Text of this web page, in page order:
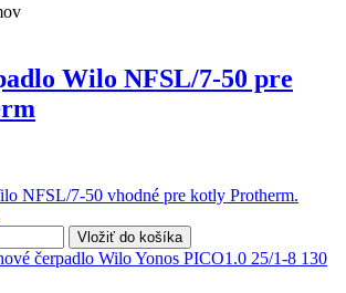
Wilo NFSL/7-50 pre
NFSL/7-50 vhodné pre kotly Protherm.
Vložiť do košíka